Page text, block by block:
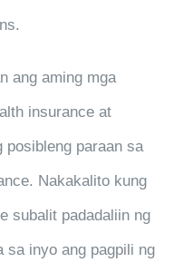
ang aming mga
insurance at
posibleng paraan sa
Nakakalito kung
subalit padadaliin ng
sa inyo ang pagpili ng